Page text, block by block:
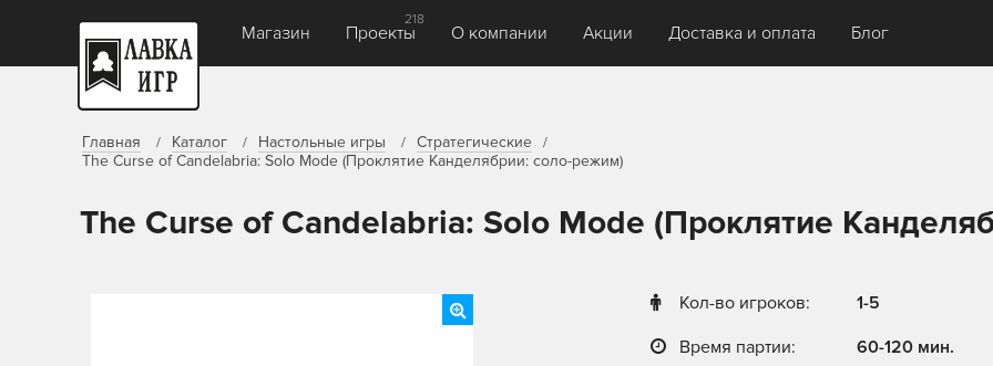
Магазин Проекты
218
О компании Акции Доставка и оплата Блог
Главная Каталог Настольные игры
Стратегические
The Curse of Candelabria: Solo Mode (Проклятие Канделябрии: соло-режим)
The Curse of Candelabria: Solo Mode (Проклятие
Кол-во игроков:
1-5
Время партии:
60-120 мин.